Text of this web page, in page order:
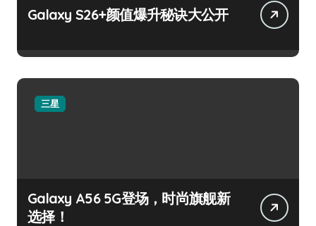
Galaxy S26+颜值爆升秘诀大公开
三星
Galaxy A56 5G登场，时尚旗舰新
选择！